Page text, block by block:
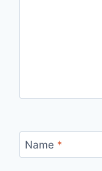
Name *